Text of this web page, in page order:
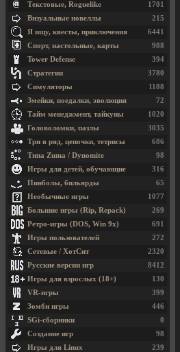
1701
Текстовые, Roguelike
215
Визуальные новеллы
6441
Я ищу, квесты, приключения
988
Спорт, настольные, карты
394
Tower Defense
3780
Стратегии
1188
Симуляторы
72
Змейки, поедалки, эволюция
1020
Тайм менеджмент, тайкуны
3035
Головоломки, пазлы
686
Три в ряд, цепочки, тетрисы
98
Типа Zuma / Dynomite
316
Игры для детей, обучающие
65
Пинболы, бильярды
1077
Необычные игры
269
Большие игры (Rip, Repack)
691
Ретро-игры (DOS, Win 9x)
272
Игры пользователей
2320
Сетевые / ХотСит
8412
Русские версии игр
130
Игры для взрослых (18+)
399
VR-игры
446
Зомби игры
0
SGi-сборники
98
Создание игр
239
Игры для Linux